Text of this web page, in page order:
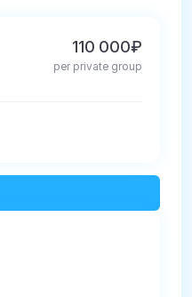
110 000₽
per private group